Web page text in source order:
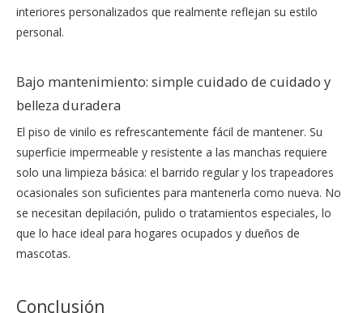
interiores personalizados que realmente reflejan su estilo
personal.
Bajo mantenimiento: simple cuidado de cuidado y
belleza duradera
El piso de vinilo es refrescantemente fácil de mantener. Su
superficie impermeable y resistente a las manchas requiere
solo una limpieza básica: el barrido regular y los trapeadores
ocasionales son suficientes para mantenerla como nueva. No
se necesitan depilación, pulido o tratamientos especiales, lo
que lo hace ideal para hogares ocupados y dueños de
mascotas.
Conclusión